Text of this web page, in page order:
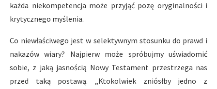
każda niekompetencja może przyjąć pozę oryginalności i
krytycznego myślenia.
Co niewłaściwego jest w selektywnym stosunku do prawd i
nakazów wiary? Najpierw może spróbujmy uświadomić
sobie, z jaką jasnością Nowy Testament przestrzega nas
przed taką postawą. „Ktokolwiek zniósłby jedno z